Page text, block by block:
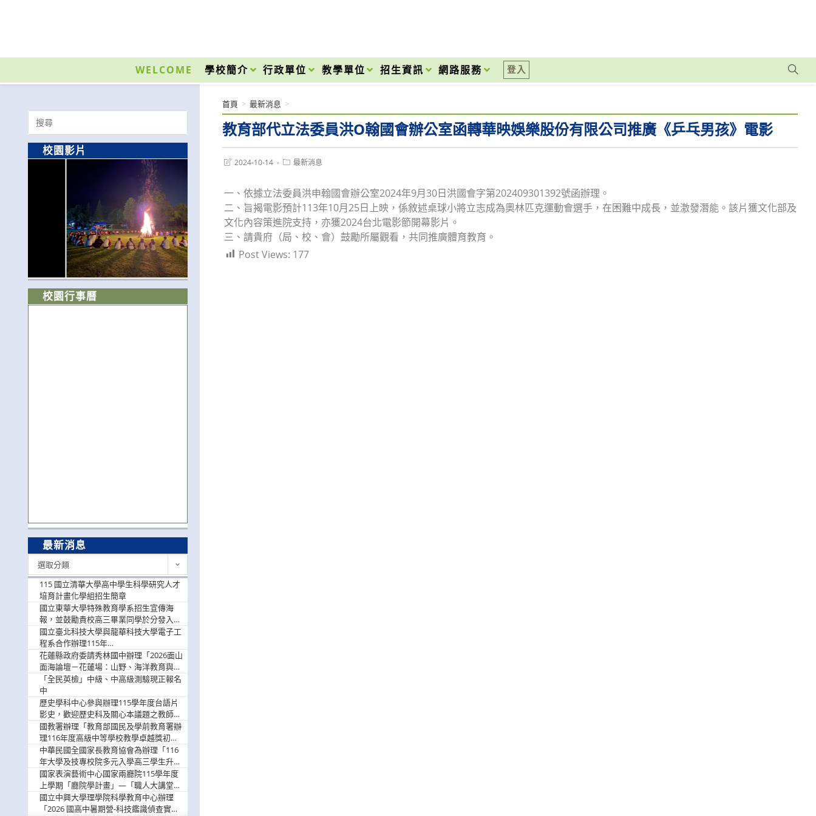
內
WELCOME 學校簡介 行政單位 教學單位 招生資訊 網路服務 登入
教育部代立法委員洪O翰國會辦公室函轉華映娛樂股份有限公司推廣《乒乓男孩》電影
首頁 > 最新消息 >
Post2024-10-14
Post最新消息
一、依據立法委員洪申翰國會辦公室2024年9月30日洪國會字第202409301392號函辦理。
二、旨揭電影預計113年10月25日上映，係敘述桌球小將立志成為奧林匹克運動會選手，在困難中成長，並激發潛能。該片獲文化部及
文化內容策進院支持，亦獲2024台北電影節開幕影片。
三、請貴府（局、校、會）鼓勵所屬觀看，共同推廣體育教育。
Post Views: 177
Search
for:
校園影片
校園行事曆
最新消息
選取分類
115 國立清華大學高中學生科學研究人才
培育計畫化學組招生簡章
國立東華大學特殊教育學系招生宣傳海
報，並鼓勵貴校高三畢業同學於分發入學
階段踴躍選填。
國立臺北科技大學與龍華科技大學電子工
程系合作辦理115年
「115.08.10~08.12「AI賦能應用於智慧半
導體研習營」，歡迎學生踴躍報名參加
花蓮縣政府委請秀林國中辦理「2026面山
面海論壇－花蓮場：山野、海洋教育與戶
外安全實務課程」，歡迎踴躍報名參加
「全民英檢」中級、中高級測驗現正報名
中
歷史學科中心參與辦理115學年度台語片
影史，歡迎歷史科及關心本議題之教師踴
躍報名參加
國教署辦理「教育部國民及學前教育署辦
理116年度高級中等學校教學卓越獎初選
實施計畫」，鼓勵教師踴躍報名
中華民國全國家長教育協會為辦理「116
年大學及技專校院多元入學高三學生升學
輔導家長說明會」
國家表演藝術中心國家兩廳院115學年度
上學期「廳院學計畫」—「職人大講堂」
及「一日體驗課程」，鼓勵踴躍報名參
與。
國立中興大學理學院科學教育中心辦理
「2026 國高中暑期營-科技鑑識偵查實戰